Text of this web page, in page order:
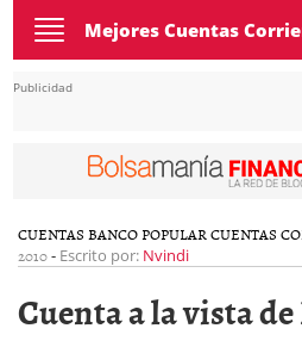
Toggle
navigation
Mejores Cuentas
Publicidad
CUENTAS BANCO POPULARCUENTAS
2010- Escrito por: Nvindi
Cuenta a la vista